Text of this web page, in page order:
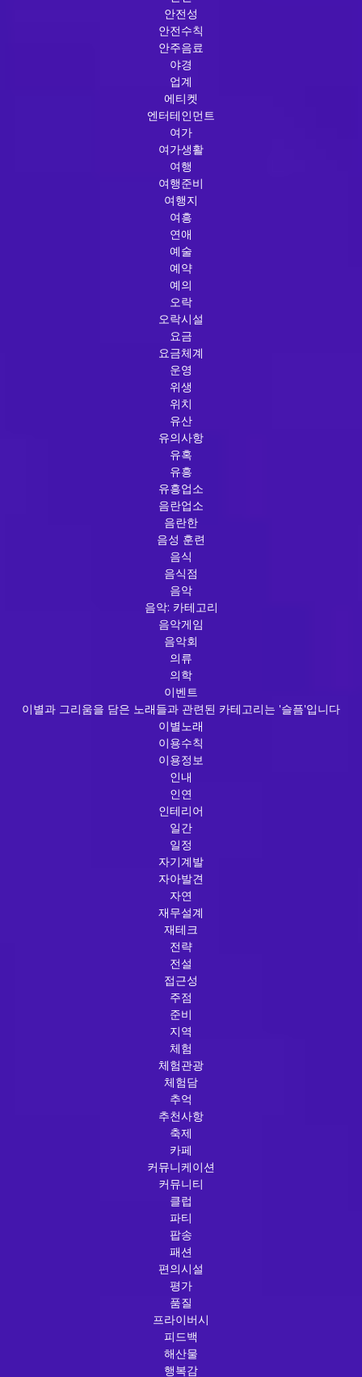
안전성
안전수칙
안주음료
야경
업계
에티켓
엔터테인먼트
여가
여가생활
여행
여행준비
여행지
여흥
연애
예술
예약
예의
오락
오락시설
요금
요금체계
운영
위생
위치
유산
유의사항
유혹
유흥
유흥업소
음란업소
음란한
음성 훈련
음식
음식점
음악
음악: 카테고리
음악게임
음악회
의류
의학
이벤트
이별과 그리움을 담은 노래들과 관련된 카테고리는 '슬픔'입니다
이별노래
이용수칙
이용정보
인내
인연
인테리어
일간
일정
자기계발
자아발견
자연
재무설계
재테크
전략
전설
접근성
주점
준비
지역
체험
체험관광
체험담
추억
추천사항
축제
카페
커뮤니케이션
커뮤니티
클럽
파티
팝송
패션
편의시설
평가
품질
프라이버시
피드백
해산물
행복감